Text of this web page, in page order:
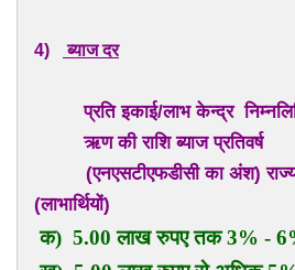
4) ब्याज दर
प्रति इकाई/लाभ केन्द्र
ऋण की राशि ब्याज प्रतिवर्ष
(एनएसटीएफडीसी का अंश) राज्य
(लाभार्थियों)
क) 5.00 लाख रुपए तक 3% -